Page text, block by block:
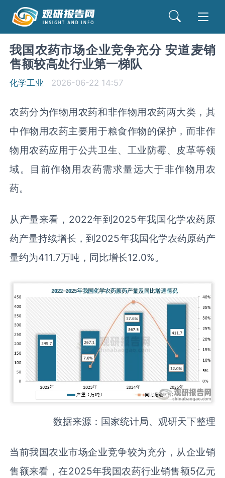
我国农药市场企业竞争充分 安道麦销
售额较高处行业第一梯队
化学工业 2026-06-22 14:57
农药分为作物用农药和非作物用农药两大类，其
中作物用农药主要用于粮食作物的保护，而非作
物用农药应用于公共卫生、工业防霉、皮革等领
域。目前作物用农药需求量远大于非作物用农
药。
从产量来看，2022年到2025年我国化学农药原
药产量持续增长，到2025年我国化学农药原药产
量约为411.7万吨，同比增长12.0%。
数据来源：国家统计局、观研天下整理
当前我国农业市场企业竞争较为充分，从企业销
售额来看，在2025年我国农药行业销售额5亿元